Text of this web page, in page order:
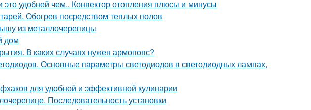
это удобней чем.. Конвектор отопления плюсы и минусы
Обогрев посредством теплых полов
из металлочерепицы
дом
В каких случаях нужен армопояс?
Основные параметры светодиодов в светодиодных лампах,
для удобной и эффективной кулинарии
Последовательность установки